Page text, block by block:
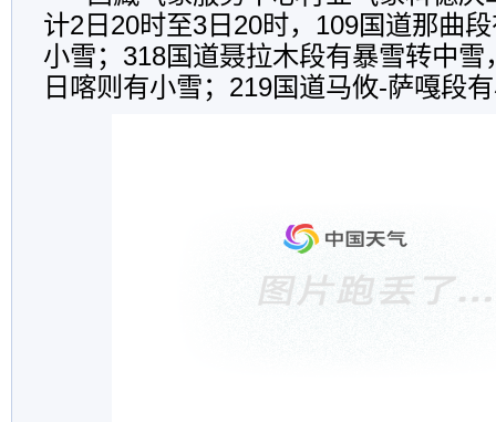
计2 日 20时至3 日 20时， 109国道那曲
小雪； 318国道聂拉木段有暴雪转中
日喀则有小雪； 219国道马攸-萨嘎段